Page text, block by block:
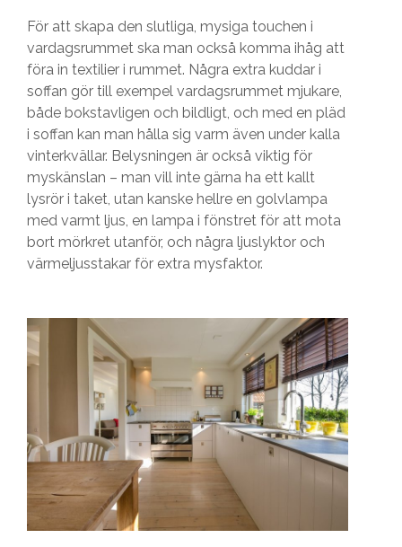
För att skapa den slutliga, mysiga touchen i
vardagsrummet ska man också komma ihåg att
föra in textilier i rummet. Några extra kuddar i
soffan gör till exempel vardagsrummet mjukare,
både bokstavligen och bildligt, och med en pläd
i soffan kan man hålla sig varm även under kalla
vinterkvällar. Belysningen är också viktig för
myskänslan – man vill inte gärna ha ett kallt
lysrör i taket, utan kanske hellre en golvlampa
med varmt ljus, en lampa i fönstret för att mota
bort mörkret utanför, och några ljuslyktor och
värmeljusstakar för extra mysfaktor.